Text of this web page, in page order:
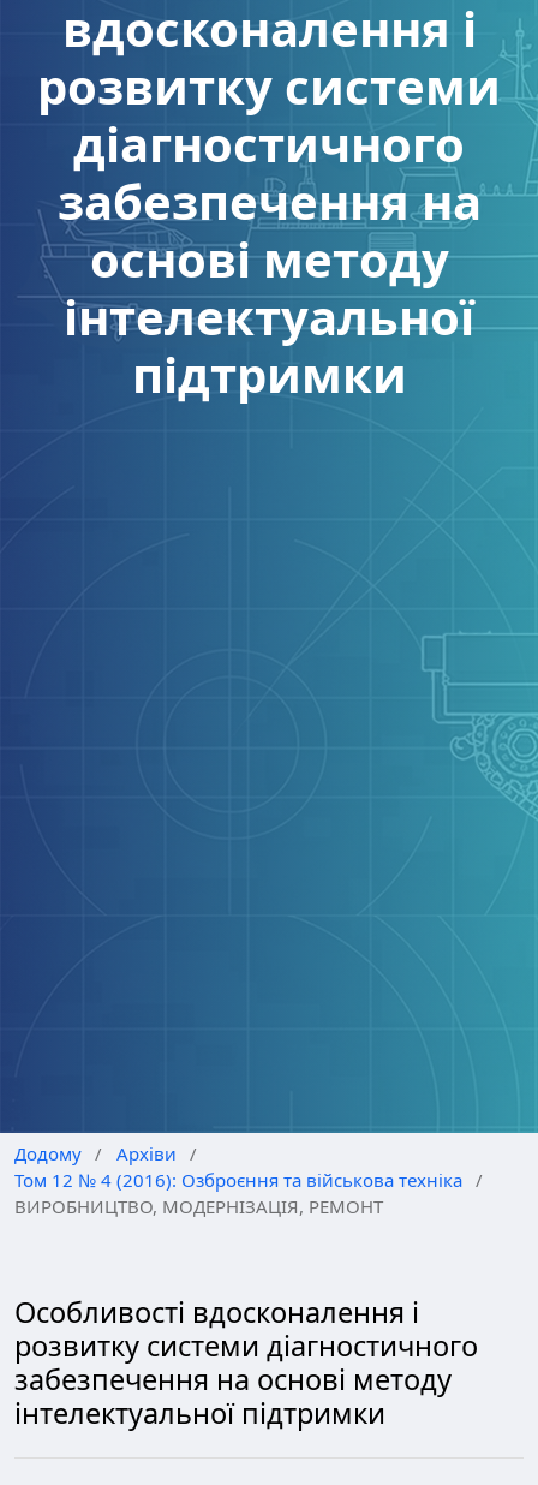
вдосконалення і
розвитку системи
діагностичного
забезпечення на
основі методу
інтелектуальної
підтримки
Додому / Архіви
/
Том 12 № 4 (2016): Озброєння та військова техніка /
ВИРОБНИЦТВО, МОДЕРНІЗАЦІЯ, РЕМОНТ
Особливості вдосконалення і
розвитку системи діагностичного
забезпечення на основі методу
інтелектуальної підтримки